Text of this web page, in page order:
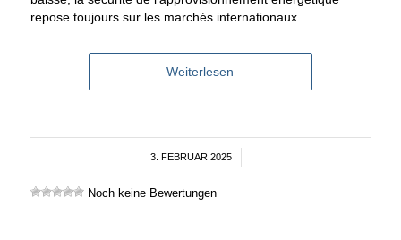
repose toujours sur les marchés internationaux.
Weiterlesen
3. FEBRUAR 2025
/
Noch keine Bewertungen